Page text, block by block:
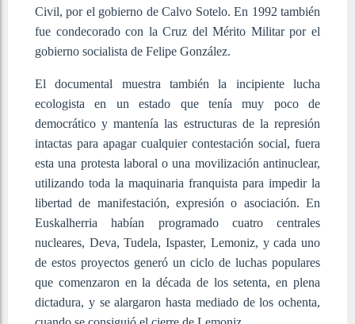
Civil, por el gobierno de Calvo Sotelo. En 1992 también
fue condecorado con la Cruz del Mérito Militar por el
gobierno socialista de Felipe González.
El documental muestra también la incipiente lucha
ecologista en un estado que tenía muy poco de
democrático y mantenía las estructuras de la represión
intactas para apagar cualquier contestación social, fuera
esta una protesta laboral o una movilización antinuclear,
utilizando toda la maquinaria franquista para impedir la
libertad de manifestación, expresión o asociación. En
Euskalherria habían programado cuatro centrales
nucleares, Deva, Tudela, Ispaster, Lemoniz, y cada uno
de estos proyectos generó un ciclo de luchas populares
que comenzaron en la década de los setenta, en plena
dictadura, y se alargaron hasta mediado de los ochenta,